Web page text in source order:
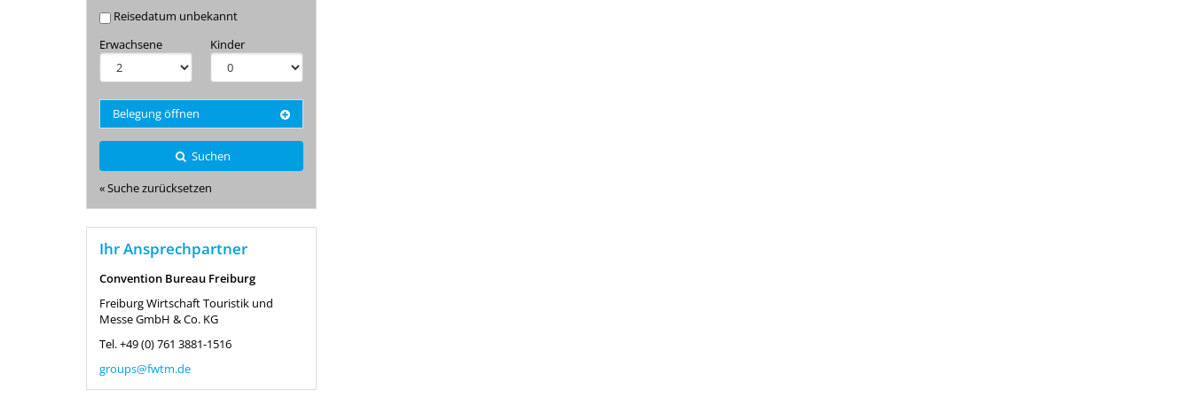
Reisedatum unbekannt
Erwachsene
Kinder
Belegung öffnen
Suchen
« Suche zurücksetzen
Ihr Ansprechpartner
Convention Bureau Freiburg
Freiburg Wirtschaft Touristik und
Messe GmbH & Co. KG
Tel.+49 (0) 761 3881-1516
groups@fwtm.de